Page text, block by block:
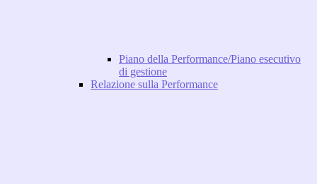
Piano della Performance/Piano esecutivo
di gestione
Relazione sulla Performance